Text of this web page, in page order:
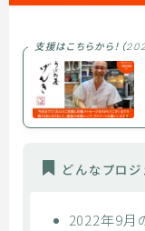
支援はこちらから！（
どんなプロ
2022年9月